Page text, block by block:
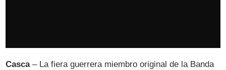
Casca– La fiera guerrera miembro original de la Banda